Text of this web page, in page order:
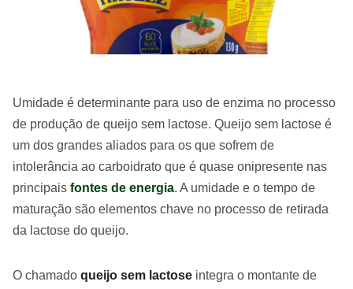
Umidade é determinante para uso de enzima no processo
de produção de queijo sem lactose. Queijo sem lactose é
um dos grandes aliados para os que sofrem de
intolerância ao carboidrato que é quase onipresente nas
principais fontes de energia. A umidade e o tempo de
maturação são elementos chave no processo de retirada
da lactose do queijo.
O chamado queijo sem lactose integra o montante de